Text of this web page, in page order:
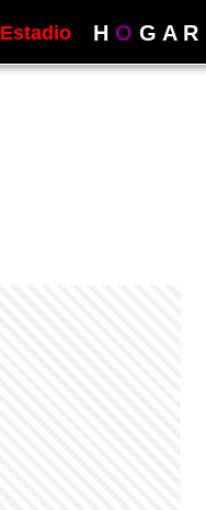
Estadio H O G A R